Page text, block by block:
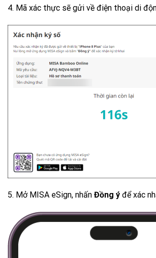
4. Mã xác thực sẽ gửi về điện thoại di
5. Mở MISA eSign, nhấn Đồng ý để xác